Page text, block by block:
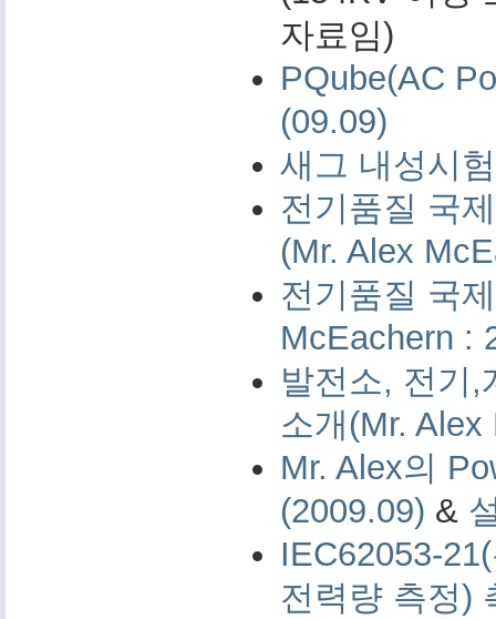
자료임)
PQube(AC
(09.09)
새그 내성시
전기품질 국
(Mr. Alex
전기품질 국
McEachern :
발전소, 전기,
소개(Mr.
Mr. Alex의
(2009.09) &
IEC62053-
전력량 측정)